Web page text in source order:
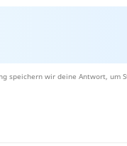
speichern wir deine Antwort, um